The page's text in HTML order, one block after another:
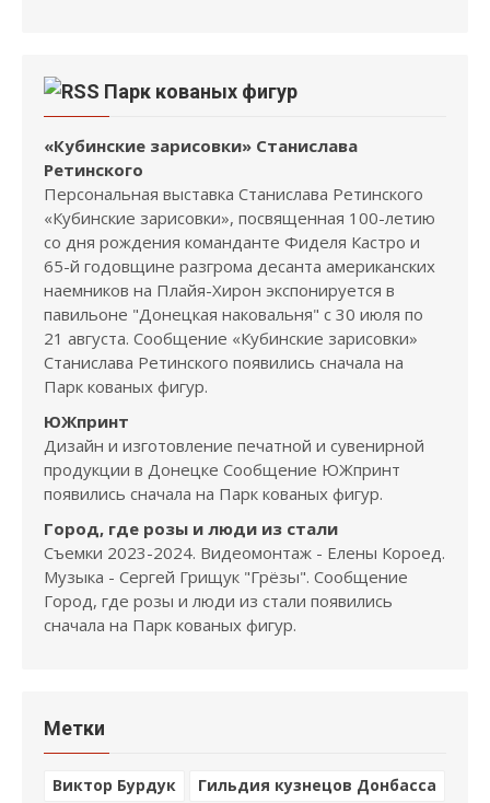
Парк кованых фигур
«Кубинские зарисовки» Станислава
Ретинского
Персональная выставка Станислава Ретинского
«Кубинские зарисовки», посвященная 100-летию
со дня рождения команданте Фиделя Кастро и
65-й годовщине разгрома десанта американских
наемников на Плайя-Хирон экспонируется в
павильоне "Донецкая наковальня" с 30 июля по
21 августа. Сообщение «Кубинские зарисовки»
Станислава Ретинского появились сначала на
Парк кованых фигур.
ЮЖпринт
Дизайн и изготовление печатной и сувенирной
продукции в Донецке Сообщение ЮЖпринт
появились сначала на Парк кованых фигур.
Город, где розы и люди из стали
Съемки 2023-2024. Видеомонтаж - Елены Короед.
Музыка - Сергей Грищук "Грёзы". Сообщение
Город, где розы и люди из стали появились
сначала на Парк кованых фигур.
Метки
Виктор Бурдук
Гильдия кузнецов Донбасса